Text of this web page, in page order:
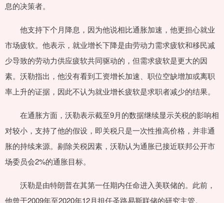
息的决策者。
他支持下个月降息，因为他说相比通胀加速，他更担心就业
市场疲软。他表示，就业增长下降是由劳动力需求疲软和移民减
少导致的劳动力供应疲软共同驱动的，但需求疲软是更大的因
素。沃勒指出，他没有看到工资增长加速、职位空缺增加或离职
率上升的证据，因此不认为就业增长疲软是求职者减少的结果。
在通胀方面，沃勒表示截至9月的数据继续显示关税的影响相
对较小，支持了他的假设，即关税只是一次性推高价格，并非通
胀的持续来源。剔除关税因素，沃勒认为通胀已接近联邦公开市
场委员会2%的通胀目标。
沃勒是由特朗普在其第一任期内任命进入美联储的。此前，
他曾于2009年至2020年12月担任圣路易斯联储的研究主管。